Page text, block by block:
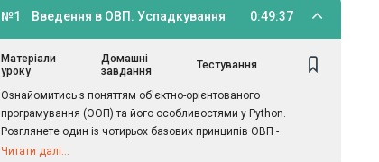
№1 Введення в ОВП. Успадкування 0:49:37
Матеріали
уроку
Домашні
завдання
Тестування
Ознайомитись з поняттям об'єктно-орієнтованого
програмування (ООП) та його особливостями у Python.
Розглянете один із чотирьох базових принципів ОВП -
успадкування.
Читати далі...